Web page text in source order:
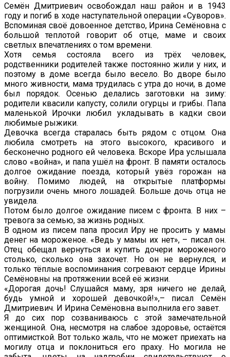
Семён Дмитриевич освобождал наш район и в 1943
году и погиб в ходе наступательной операции «Суворов».
Вспоминая своё довоенное детство, Ирина Семёновна с
большой теплотой говорит об отце, маме и своих
светлых впечатлениях о том времени.
Хотя семья состояла всего из трёх человек,
родственники родителей также постоянно жили у них, и
поэтому в доме всегда было весело. Во дворе было
много живности, мама трудилась с утра до ночи, в доме
был порядок. Осенью делались заготовки на зиму:
родители квасили капусту, солили огурцы и грибы. Папа
маленькой Ирочки любил укладывать в кадки свои
любимые рыжики.
Девочка всегда старалась быть рядом с отцом. Она
любила смотреть на этого высокого, красивого и
бесконечно родного ей человека. Вскоре Ира услышала
слово «война», и папа ушёл на фронт. В памяти осталось
долгое ожидание поезда, который увёз горожан на
войну. Помимо людей, на открытые платформы
погрузили очень много лошадей. Больше дочь отца не
увидела.
Потом было долгое ожидание писем с фронта. В них –
тревога за семью, за жизнь родных.
В одном из писем папа просил Иру не просить у мамы
денег на мороженое. «Ведь у мамы их нет», – писал он.
Отец обещал вернуться и купить дочери мороженого
столько, сколько она захочет. Но он не вернулся, и
только тёплые воспоминания согревают сердце Ирины
Семёновны на протяжении всей её жизни.
«Дорогая дочь! Слушайся маму, зря ничего не делай,
будь умной и хорошей девочкой!»,– писал Семён
Дмитриевич. И Ирина Семёновна выполнила его завет.
Я до сих пор созваниваюсь с этой замечательной
женщиной. Она, несмотря на слабое здоровье, остаётся
оптимисткой. Вот только жаль, что не может приехать на
могилу отца и поклониться его праху. Но могила не